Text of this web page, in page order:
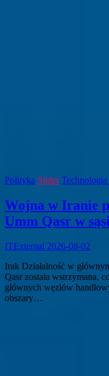
Polityka Slider Technologia
Wojna w Iranie
Umm Qasr w
ITExternal 2026-08-02
Irak Działalność w
Qasr została wstrzymana,
głównych węzłów
obszary…